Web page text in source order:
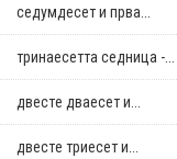
седумдесет и прва...
тринаесетта седница -...
двестe дваесет и...
двестe триесет и...